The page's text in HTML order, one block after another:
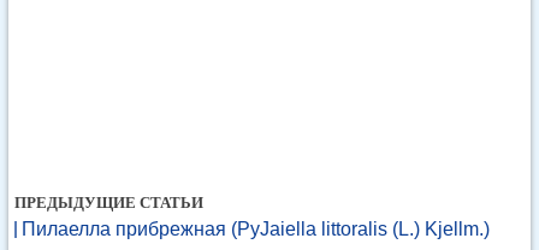
ПРЕДЫДУЩИЕ СТАТЬИ
Пилаелла прибрежная (PyJaiella littoralis (L.) Kjellm.)